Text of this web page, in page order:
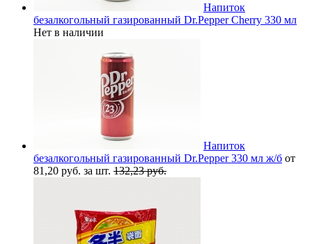
Напиток
безалкогольный газированный Dr.Pepper Cherry 330 мл
Нет в наличии
Напиток
безалкогольный газированный Dr.Pepper 330 мл ж/б от
81,20 руб. за шт. 132,23 руб.